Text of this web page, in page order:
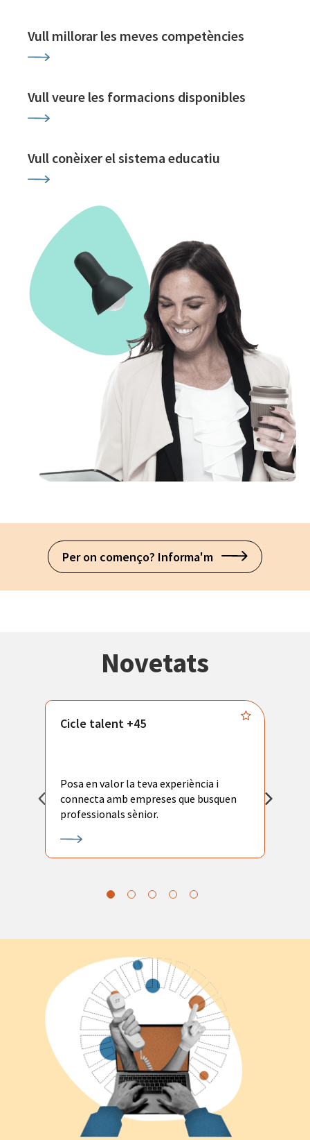
Vull millorar les meves competències
Vull veure les formacions disponibles
Vull conèixer el sistema educatiu
Per on començo? Informa'm
Novetats
Cicle talent +45
Posa en valor la teva experiència i
connecta amb empreses que busquen
professionals sènior.